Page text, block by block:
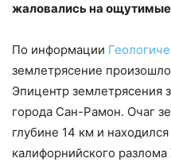
жаловались на
По информации
землетрясение
Эпицентр землетрясения
города Сан-Рамон. Очаг
глубине 14 км и
калифорнийского